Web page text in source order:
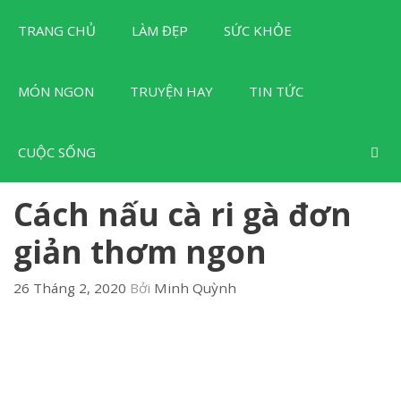
đến
dung
TRANG CHỦ LÀM ĐẸP SỨC KHỎE
MÓN NGON TRUYỆN HAY TIN TỨC
CUỘC SỐNG
Cách nấu cà ri gà đơn
giản thơm ngon
26 Tháng 2, 2020 Bởi Minh Quỳnh